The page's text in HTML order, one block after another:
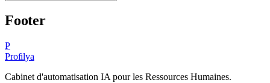
Footer
P
Profilya
Cabinet d'automatisation IA pour les Ressources Humaines.